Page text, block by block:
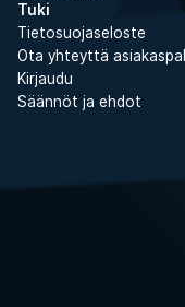
Tuki
Tietosuojaseloste
Ota yhteyttä
Kirjaudu
Säännöt ja ehdot